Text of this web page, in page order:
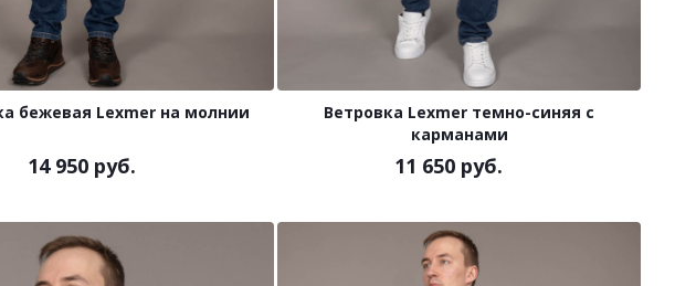
бежевая Lexmer на молнии
14 950 руб.
Ветровка Lexmer темно-синяя с
карманами
11 650 руб.